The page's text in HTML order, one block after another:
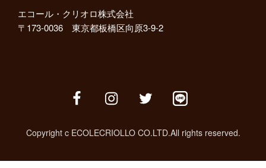
エコール・クリオロ株式会社
〒173-0036 東京都板橋区向原3-9-2
facebook instagramtwitter line
Copyright c ECOLECRIOLLO CO.LTD.All rights reserved.